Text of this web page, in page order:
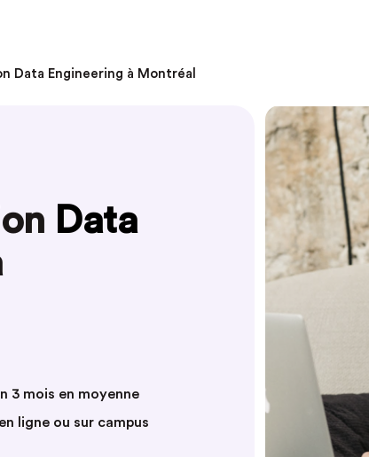
Data Engineering à Montréal
Data
3 mois en moyenne
ligne ou sur campus